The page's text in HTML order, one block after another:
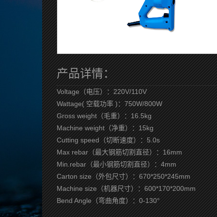
产品详情：
Voltage（电压）：220V/110V
Wattage( 空载功率 )：750W/800W
Gross weight（毛重）：16.5kg
Machine weight（净重）：15kg
Cutting speed（切断速度）：5.0s
Max rebar（最大钢筋切割直径）：16mm
Min.rebar（最小钢筋切割直径）：4mm
Carton size（外包尺寸）：670*250*245mm
Machine size（机器尺寸）：600*170*200mm
Bend Angle（弯曲角度）：0-130°